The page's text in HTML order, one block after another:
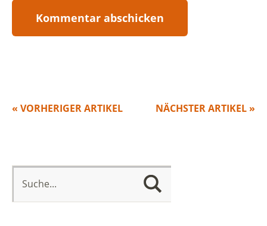
NÄCHSTER ARTIKEL »
« VORHERIGER ARTIKEL